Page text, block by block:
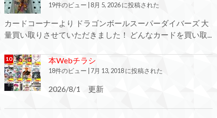
19件のビュー 8月 5, 2026 に投稿された
カードコーナーより ドラゴンボールスーパーダイバーズ 大
量買い取りさせていただきました！ どんなカードを買い取...
本Webチラシ
18件のビュー 7月 13, 2018 に投稿された
2026/8/1 更新